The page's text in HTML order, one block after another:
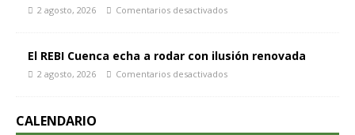
2 agosto, 2026 Comentarios desactivados
El REBI Cuenca echa a rodar con ilusión renovada
2 agosto, 2026 Comentarios desactivados
CALENDARIO